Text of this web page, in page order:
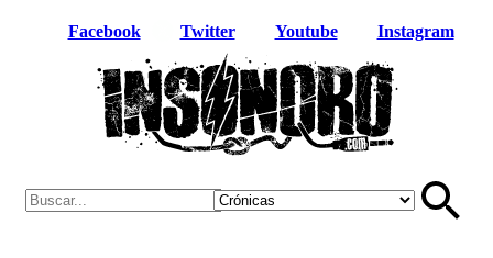
Facebook Twitter Youtube Instagram